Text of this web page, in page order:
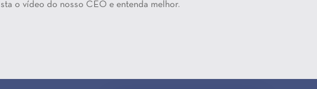
o vídeo do nosso CEO e entenda melhor.